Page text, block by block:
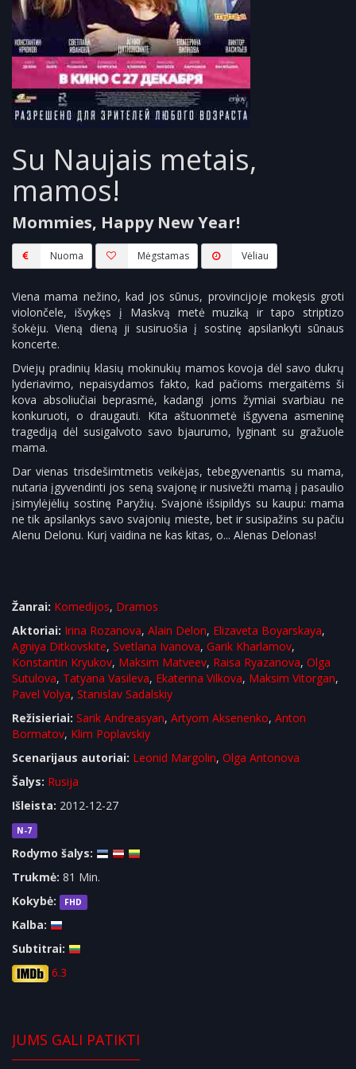
Su Naujais metais,
mamos!
Mommies, Happy New Year!
Nuoma Mėgstamas Vėliau
Viena mama nežino, kad jos sūnus, provincijoje mokęsis groti
violončele, išvykęs į Maskvą metė muziką ir tapo striptizo
šokėju. Vieną dieną ji susiruošia į sostinę apsilankyti sūnaus
koncerte.
Dviejų pradinių klasių mokinukių mamos kovoja dėl savo dukrų
lyderiavimo, nepaisydamos fakto, kad pačioms mergaitėms ši
kova absoliučiai beprasmė, kadangi joms žymiai svarbiau ne
konkuruoti, o draugauti. Kita aštuonmetė išgyvena asmeninę
tragediją dėl susigalvoto savo bjaurumo, lyginant su gražuole
mama.
Dar vienas trisdešimtmetis veikėjas, tebegyvenantis su mama,
nutaria įgyvendinti jos seną svajonę ir nusivežti mamą į pasaulio
įsimylėjėlių sostinę Paryžių. Svajonė išsipildys su kaupu: mama
ne tik apsilankys savo svajonių mieste, bet ir susipažins su pačiu
Alenu Delonu. Kurį vaidina ne kas kitas, o... Alenas Delonas!
Žanrai: Komedijos, Dramos
Aktoriai: Irina Rozanova, Alain Delon, Elizaveta Boyarskaya,
Agniya Ditkovskite, Svetlana Ivanova, Garik Kharlamov,
Konstantin Kryukov, Maksim Matveev, Raisa Ryazanova, Olga
Sutulova, Tatyana Vasileva, Ekaterina Vilkova, Maksim Vitorgan,
Pavel Volya, Stanislav Sadalskiy
Režisieriai: Sarik Andreasyan, Artyom Aksenenko, Anton
Bormatov, Klim Poplavskiy
Scenarijaus autoriai: Leonid Margolin, Olga Antonova
Šalys: Rusija
Išleista: 2012-12-27
N-7
Rodymo šalys:
Trukmė: 81 Min.
Kokybė:
FHD
Kalba:
Subtitrai:
6.3
JUMS GALI PATIKTI